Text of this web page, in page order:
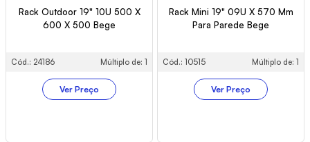
Rack Outdoor 19" 10U 500 X
600 X 500 Bege
Cód.: 24186 Múltiplo de: 1
Ver Preço
Rack Mini 19" 09U X 570 Mm
Para Parede Bege
Cód.: 10515 Múltiplo de: 1
Ver Preço